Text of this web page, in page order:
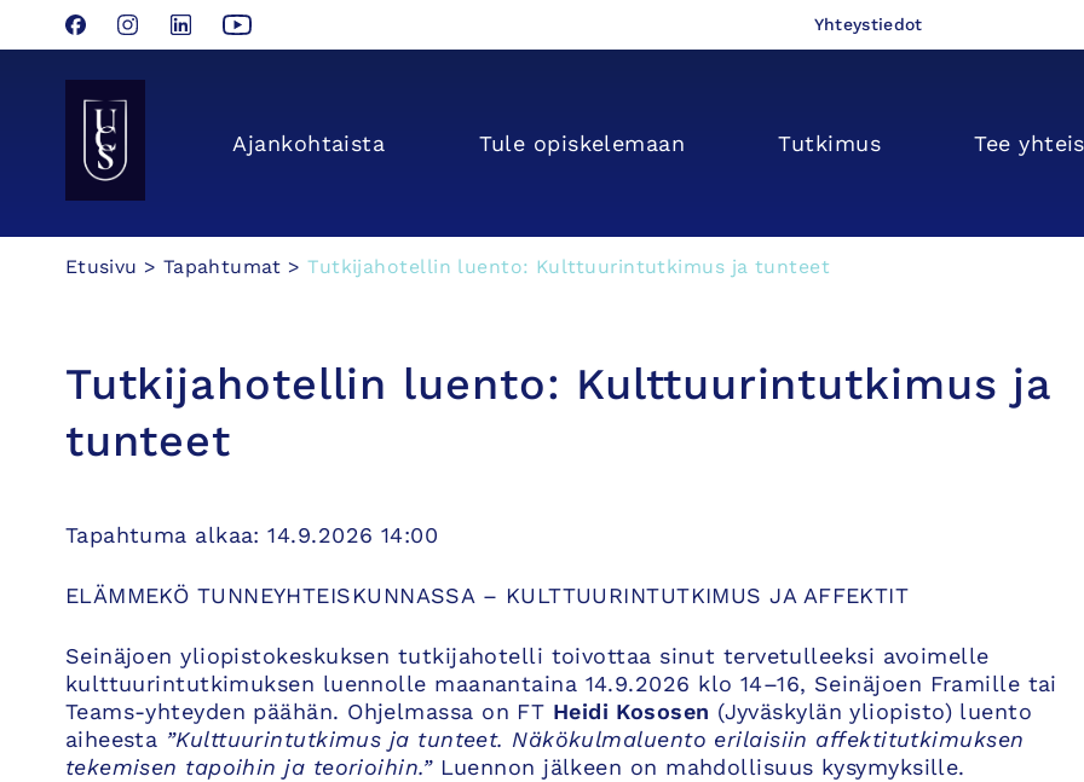
Hyppää
sisältöön
FacebookInstagram
LinkedInYouTube Yhteystiedot
Seinäjoen Yliopistokeskus UCSin etusivulle
Ajan­kohtaista Tule opiskelemaan Tutkimus Tee
Etusivu > Tapahtumat >Tutkijahotellin luento: Kulttuurintutkimus ja tunteet
Tutkijahotellin luento: Kulttuurintutkimus ja
tunteet
Tapahtuma alkaa: 14.9.2026 14:00
ELÄMMEKÖ TUNNEYHTEISKUNNASSA – KULTTUURINTUTKIMUS JA AFFEKTIT
Seinäjoen yliopistokeskuksen tutkijahotelli toivottaa sinut tervetulleeksi avoimelle
kulttuurintutkimuksen luennolle maanantaina 14.9.2026 klo 14–16, Seinäjoen Framille tai
Teams-yhteyden päähän. Ohjelmassa on FT Heidi Kososen (Jyväskylän yliopisto) luento
aiheesta ”Kulttuurintutkimus ja tunteet. Näkökulmaluento erilaisiin affektitutkimuksen
tekemisen tapoihin ja teorioihin.”Luennon jälkeen on mahdollisuus kysymyksille.